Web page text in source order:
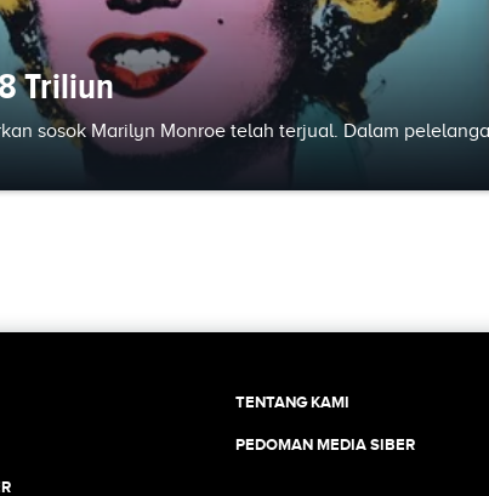
Triliun
sosok Marilyn Monroe telah terjual. Dalam
TENTANG KAMI
PEDOMAN MEDIA SIBER